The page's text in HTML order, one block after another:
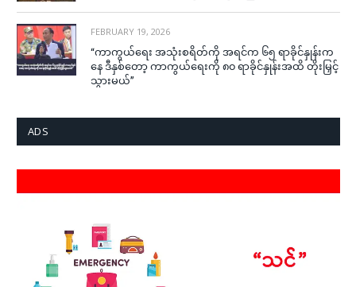
FEBRUARY 19, 2026
“ကာကွယ်ရေး အသုံးစရိတ်ကို အရင်က ၆၅ ရာခိုင်နှုန်းက
နေ ဒီနှစ်တော့ ကာကွယ်ရေးကို ၈၀ ရာခိုင်နှုန်းအထိ တိုးမြှင့်
သွားမယ်”
ADS